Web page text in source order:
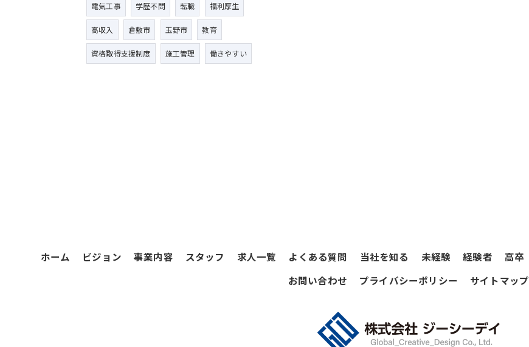
電気工事 学歴不問 転職 福利厚生
高収入 倉敷市 玉野市 教育
資格取得支援制度 施工管理 働きやすい
ホーム ビジョン 事業内容 スタッフ 求人一覧 よくある質問 当社を知る 未経験 経験者 高卒
お問い合わせ
プライバシーポリシー サイトマップ